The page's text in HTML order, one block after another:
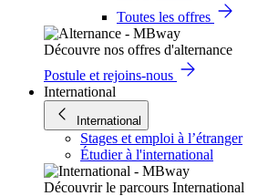
Toutes les offres
Découvre nos offres d'alternance
Postule et rejoins-nous
International
International
Stages et emploi à l’étranger
Étudier à l'international
Découvrir le parcours International